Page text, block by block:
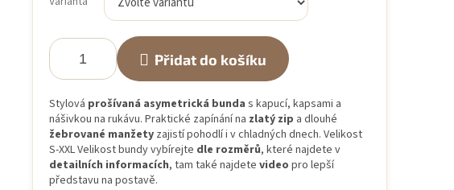
Přidat do košíku
Stylová prošívaná asymetrická bunda s kapucí, kapsami a
nášivkou na rukávu. Praktické zapínání na zlatý zip a dlouhé
žebrované manžetyzajistí pohodlí i v chladných dnech. Velikost
S-XXL Velikost bundy vybírejte dle rozměrů, které najdete v
detailních informacích, tam také najdete video pro lepší
představu na postavě.